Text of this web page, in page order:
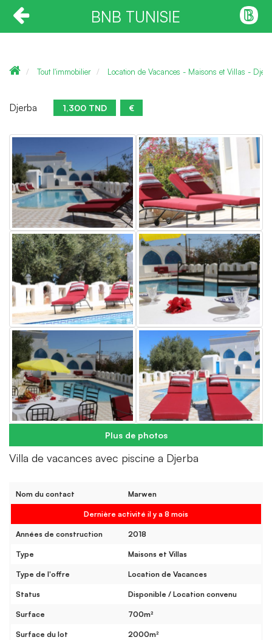
BNB TUNISIE
Tout l'immobilier Location de Vacances - Maisons et Villas -
Djerba 1,300 TND €
Plus de photos
Villa de vacances avec piscine a Djerba
Nom du contact Marwen
Dernière activité il y a 8 mois
Années de construction 2018
Type Maisons et Villas
Type de l'offre Location de Vacances
Status Disponible / Location convenu
Surface 700m²
Surface du lot 2000m²